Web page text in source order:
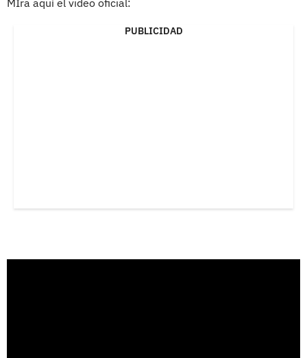
MIra aquí el video oficial:
PUBLICIDAD